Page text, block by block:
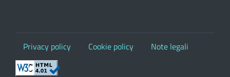
Privacy policy Cookie policy Note legali